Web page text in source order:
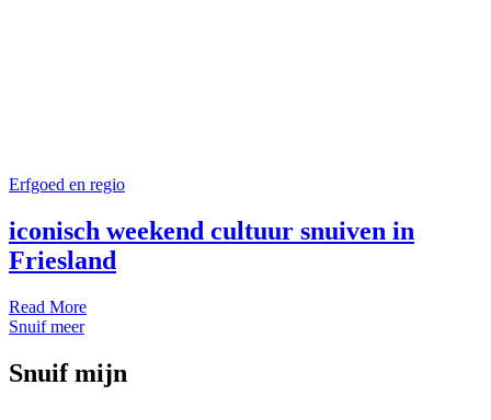
Erfgoed en regio
iconisch weekend cultuur snuiven in
Friesland
Read More
Snuif meer
Snuif mijn